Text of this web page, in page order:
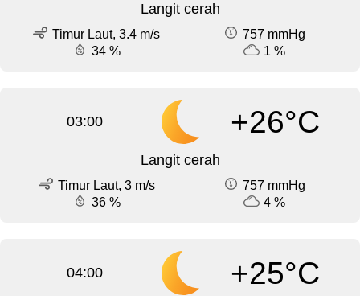
Langit cerah
Timur Laut, 3.4 m/s
757 mmHg
34 %
1 %
03:00 +26°C
Langit cerah
Timur Laut, 3 m/s
757 mmHg
36 %
4 %
04:00 +25°C